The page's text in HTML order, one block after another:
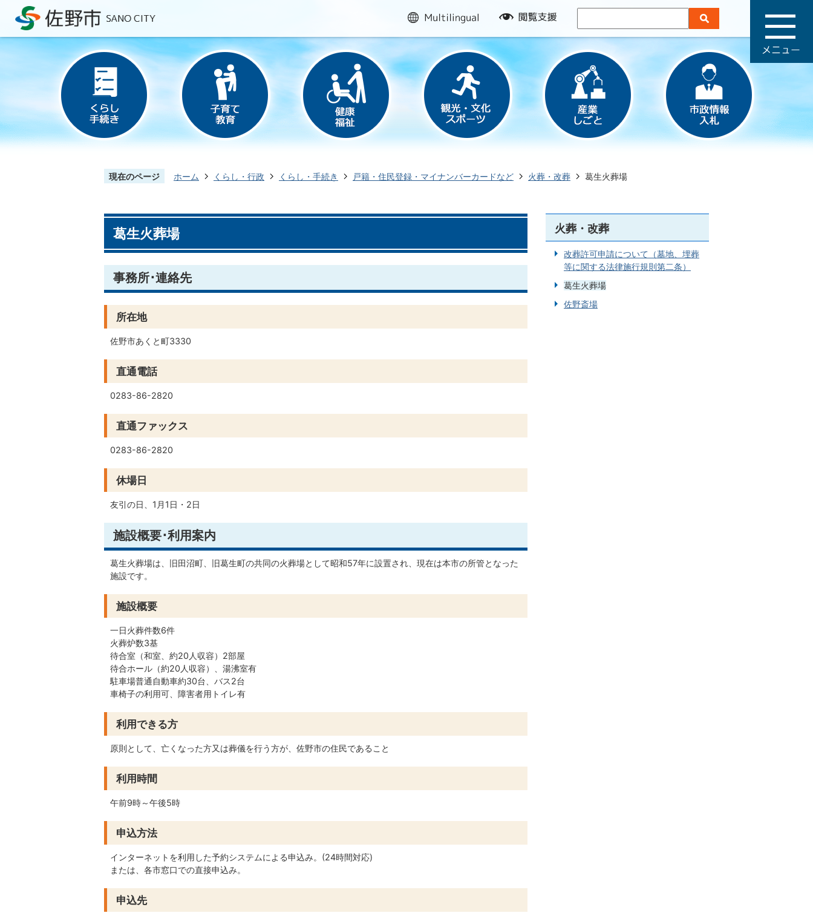
multilingual
閲
援
現在のページ ホーム くらし・行政 くらし・手続き 戸籍・住民登録・マイナンバーカードなど 火葬・改葬 葛生火葬場
葛生火葬場
事務所･連絡先
所在地
佐野市あくと町3330
直通電話
0283-86-2820
直通ファックス
0283-86-2820
休場日
友引の日、1月1日・2日
施設概要･利用案内
葛生火葬場は、旧田沼町、旧葛生町の共同の火葬場として昭和57年に設置され、現在は本市の所管となった
施設です。
施設概要
一日火葬件数6件
火葬炉数3基
待合室（和室、約20人収容）2部屋
待合ホール（約20人収容）、湯沸室有
駐車場普通自動車約30台、バス2台
車椅子の利用可、障害者用トイレ有
利用できる方
原則として、亡くなった方又は葬儀を行う方が、佐野市の住民であること
利用時間
午前9時～午後5時
申込方法
インターネットを利用した予約システムによる申込み。(24時間対応)
または、各市窓口での直接申込み。
申込先
火葬・改葬
改葬許可申請について（墓地、埋葬
等に関する法律施行規則第二条）
葛生火葬場
佐野斎場